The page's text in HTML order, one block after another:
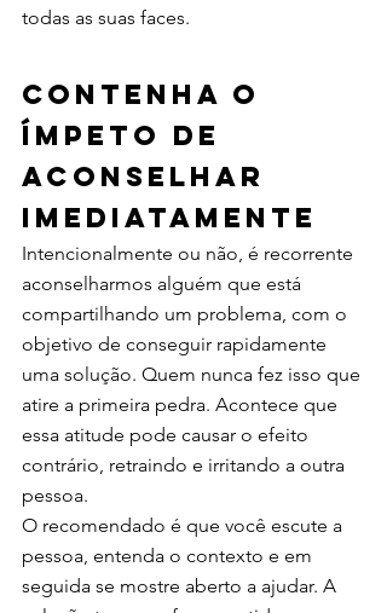
todas as suas faces.
Contenha o
ímpeto de
aconselhar
imediatamente
Intencionalmente ou não, é recorrente
aconselharmos alguém que está
compartilhando um problema, com o
objetivo de conseguir rapidamente
uma solução. Quem nunca fez isso que
atire a primeira pedra. Acontece que
essa atitude pode causar o efeito
contrário, retraindo e irritando a outra
pessoa.
O recomendado é que você escute a
pessoa, entenda o contexto e em
seguida se mostre aberto a ajudar. A